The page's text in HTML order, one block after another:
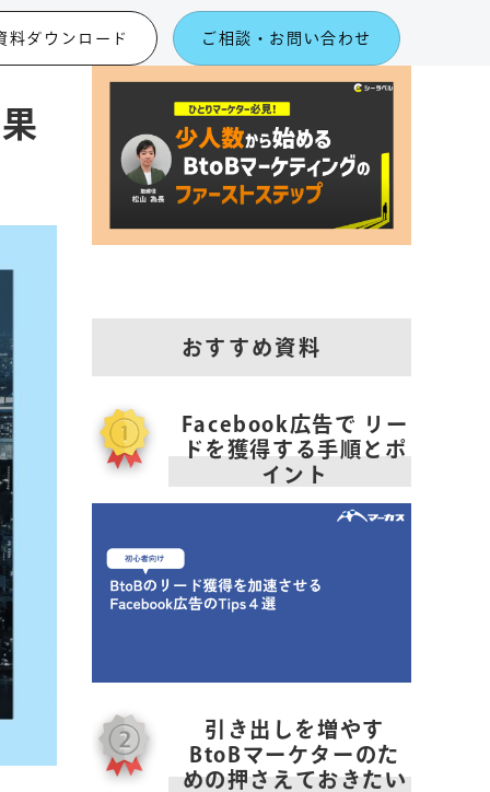
料ダウンロード ご相談・お問い合わせ
おすすめ資料
Facebook広告で リー
ドを獲得する手順とポ
イント
引き出しを増やす
BtoBマーケターのた
めの押さえておきたい